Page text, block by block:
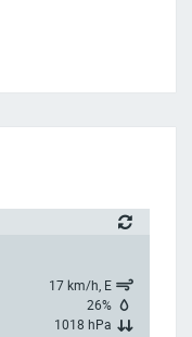
17 km/h, E
26%
1018 hPa